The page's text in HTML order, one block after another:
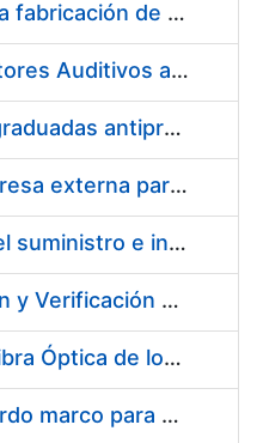
Acuerdo marco para la fabricación de piezas
Suministro de Protectores Auditivos a medida para las personas trabajadoras de los Centros de Trabajo de Madrid y Burgos
Suministro de gafas graduadas antiproyecciones para los trabajadores de la FNMT-RCM en los centros de trabajo de Madrid y Burgos
Servicios de una empresa externa para el asesoramiento y resolución de los recursos de alzada que se presentan relacionados con procesos de selección para la FNMT-RCM
Acuerdo marco para el suministro e instalación de persianas, estores y otros complementos
Servicio de Calibración y Verificación Externa de los Equipos de Medición del Servicio de Prevención de la FNMT-RCM
Conexión mediante Fibra Óptica de los Centros de Proceso de Datos (CPDs) de las sedes de la FNMT-RCM de Burgos y Madrid
Contratación de acuerdo marco para el Suministro de Material de Electricidad para la Fábrica Nacional de Moneda y Timbre-Real Casa de la Moneda en su centro de trabajo de Burgos